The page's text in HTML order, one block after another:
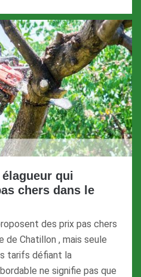
qui
chers dans le
des prix pas chers
de Chatillon , mais seule
tarifs défiant la
ne signifie pas que